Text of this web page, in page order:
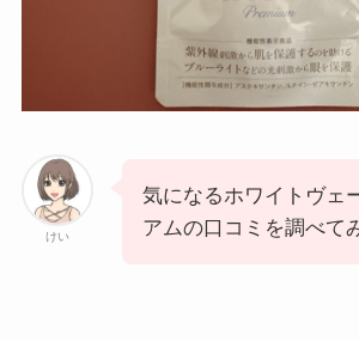
けい
気になるホワイトヴェ
アムの口コミを調べて